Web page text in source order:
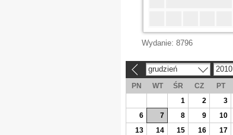
Wydanie: 8796
grudzień 2010
PN WT ŚR CZ PT
1
2 3
6
7 8 9 10
13
14 15 16 17